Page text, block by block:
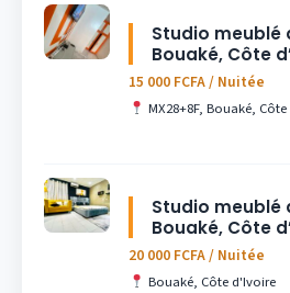
Studio meublé
Bouaké, Côte
15 000 FCFA / Nuitée
MX28+8F, Bouaké,
Studio meublé
Bouaké, Côte
20 000 FCFA / Nuitée
Bouaké, Côte d'Ivoire